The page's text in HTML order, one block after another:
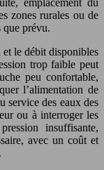
emplacement du
zones rurales ou de
que prévu.
le débit disponibles
trop faible peut
peu confortable,
l’alimentation de
service des eaux des
ou à interroger les
insuffisante,
avec un coût et